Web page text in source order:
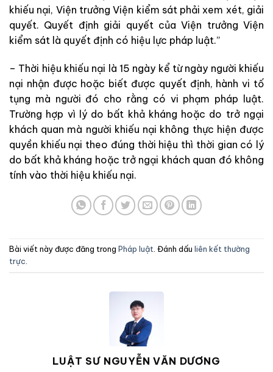
khiếu nại, Viện trưởng Viện kiểm sát phải xem xét, giải
quyết. Quyết định giải quyết của Viện trưởng Viện
kiểm sát là quyết định có hiệu lực pháp luật.”
– Thời hiệu khiếu nại là 15 ngày kể từ ngày người khiếu
nại nhận được hoặc biết được quyết định, hành vi tố
tụng mà người đó cho rằng có vi phạm pháp luật.
Trường hợp vì lý do bất khả kháng hoặc do trở ngại
khách quan mà người khiếu nại không thực hiện được
quyền khiếu nại theo đúng thời hiệu thì thời gian có lý
do bất khả kháng hoặc trở ngại khách quan đó không
tính vào thời hiệu khiếu nại.
Bài viết này được đăng trong Pháp luật . Đánh dấu liên kết thường
trực
LUẬT SƯ NGUYỄN VĂN DƯƠNG